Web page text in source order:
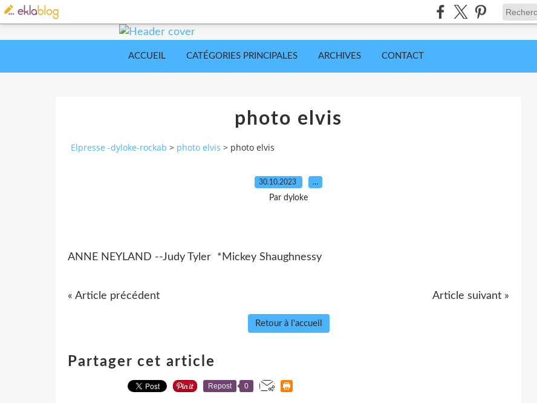
ACCUEIL CATÉGORIES PRINCIPALES ARCHIVES CONTACT
photo elvis
Elpresse -dyloke-rockab > photo elvis > photo elvis
30.10.2023 …
Par dyloke
ANNE NEYLAND --Judy Tyler *Mickey Shaughnessy
« Article précédent Article suivant »
Retour à l'accueil
Partager cet article
Repost 0